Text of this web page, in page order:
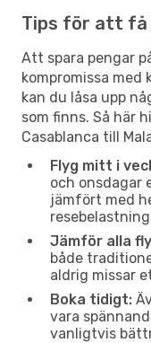
Tips för att få
Att spara pengar
kompromissa med
kan du låsa upp
som finns. Så här
Casablanca till
Flyg mitt i
och onsdagar
jämfört med
Jämför alla
både
aldrig missar
Boka tidigt:
vara
vanligtvis